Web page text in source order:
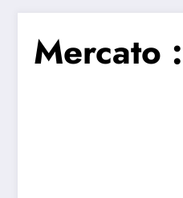
Mercato